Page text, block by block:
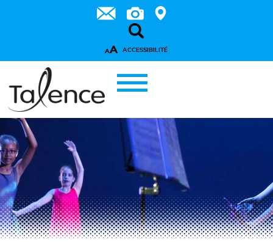
AA ACCESSIBILITÉ